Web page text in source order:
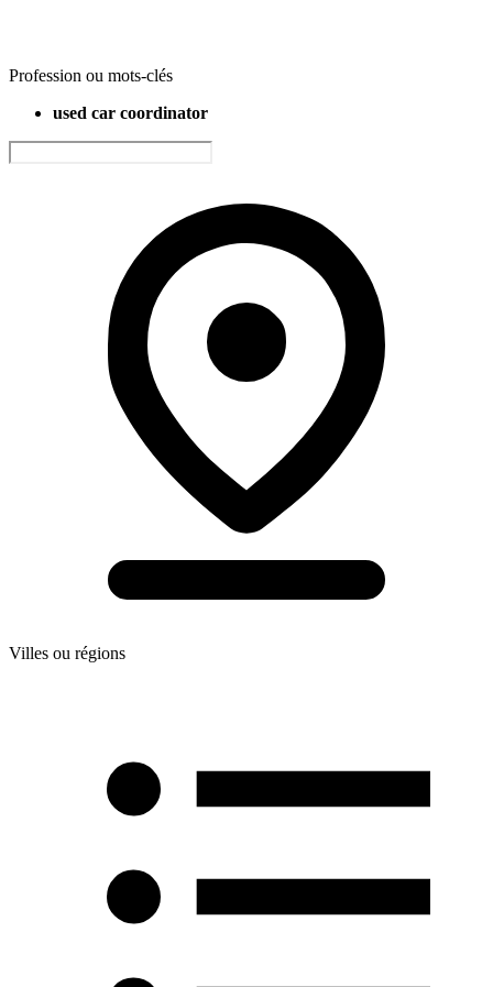
Profession ou mots-clés
used car coordinator
Villes ou régions